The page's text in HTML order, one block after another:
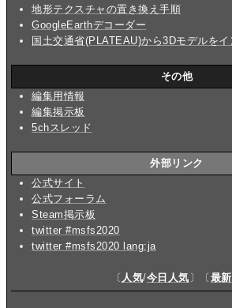
地形テクスチャの置き換え手順
GoogleEarthデコーダー
国土交通省(PLATEAU)から3Dモデルを
その他
編集用情報
編集掲示板
5chスレッド
外部リンク
公式サイト
公式フォーラム
Steam掲示板
twitter #msfs2020
twitter #msfs2020 lang:ja
〔 人気/今日人気 〕〔 最新